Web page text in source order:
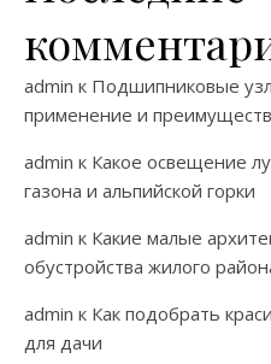
admin к Подшипниковые
применение и
admin к Какое освещение
газона и альпийской горки
admin к Какие малые
обустройства жилого
admin к Как подобрать
для дачи